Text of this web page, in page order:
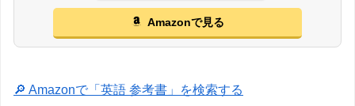
Amazonで見る
🔎 Amazonで「英語 参考書」を検索する